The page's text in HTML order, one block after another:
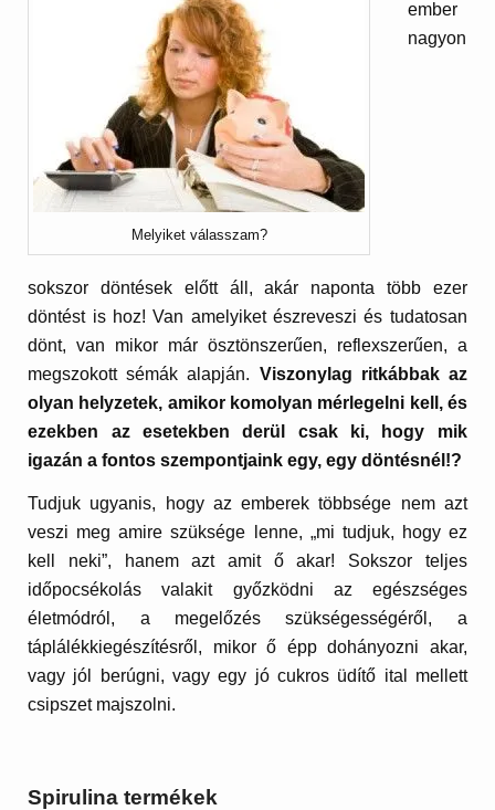
Melyiket válasszam?
ember
nagyon
sokszor döntések előtt áll, akár naponta több ezer
döntést is hoz! Van amelyiket észreveszi és tudatosan
dönt, van mikor már ösztönszerűen, reflexszerűen, a
megszokott sémák alapján. Viszonylag ritkábbak az
olyan helyzetek, amikor komolyan mérlegelni kell, és
ezekben az esetekben derül csak ki, hogy mik
igazán a fontos szempontjaink egy, egy döntésnél!?
Tudjuk ugyanis, hogy az emberek többsége nem azt
veszi meg amire szüksége lenne, „mi tudjuk, hogy ez
kell neki”, hanem azt amit ő akar! Sokszor teljes
időpocsékolás valakit győzködni az egészséges
életmódról, a megelőzés szükségességéről, a
táplálékkiegészítésről, mikor ő épp dohányozni akar,
vagy jól berúgni, vagy egy jó cukros üdítő ital mellett
csipszet majszolni.
Spirulina termékek